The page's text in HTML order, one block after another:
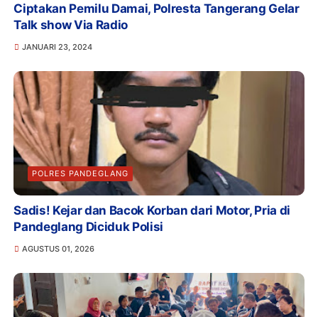
Ciptakan Pemilu Damai, Polresta Tangerang Gelar
Talk show Via Radio
JANUARI 23, 2024
POLRES PANDEGLANG
Sadis! Kejar dan Bacok Korban dari Motor, Pria di
Pandeglang Diciduk Polisi
AGUSTUS 01, 2026